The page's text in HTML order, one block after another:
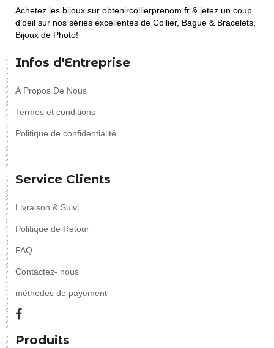
Achetez les bijoux sur obtenircollierprenom.fr & jetez un coup
d’oeil sur nos séries excellentes de Collier, Bague & Bracelets,
Bijoux de Photo!
Infos d'Entreprise
À Propos De Nous
Termes et conditions
Politique de confidentialité
Service Clients
Livraison & Suivi
Politique de Retour
FAQ
Contactez- nous
méthodes de payement
Produits